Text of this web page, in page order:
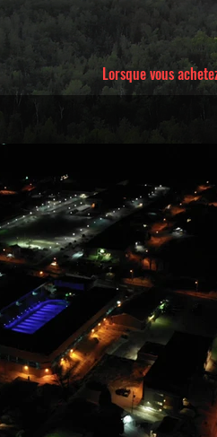
Lorsque vous
$ Acheter 6,30 $CA